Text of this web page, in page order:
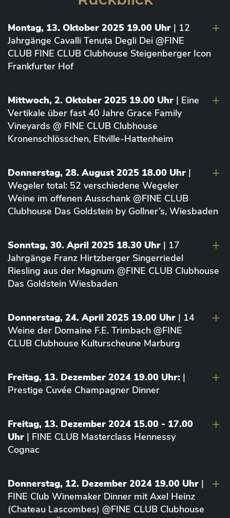
Montag, 13. Oktober 2025 19.00 Uhr | 12
Jahrgänge Cavalli Tenuta Degli Dei @FINE
CLUB FINE CLUB Clubhouse Steigenberger Icon
Frankfurter Hof
Mittwoch, 2. Oktober 2025 19.00 Uhr | Eine
Vertikale über fast 40 Jahre Grace Family
Vineyards @ FINE CLUB Clubhouse
Kronenschlösschen, Eltville-Hattenheim
Donnerstag, 28. August 2025 18.00 Uhr |
Wegeler total: 52 verschiedene Wegeler
Weine im offenen Ausschank @FINE CLUB
Clubhouse Das Goldstein by Gollner’s, Wiesbaden
Sonntag, 30. April 2025 18.30 Uhr | 17
Jahrgänge Franz Hirtzberger Singerriedel
Riesling aus der Magnum @FINE CLUB Clubhouse
Das Goldstein Wiesbaden
Donnerstag, 24. April 2025 19.00 Uhr | 14
Weine der Domaine F.E. Trimbach @FINE
CLUB Clubhouse Kulturscheune Marburg
Freitag, 13. Dezember 2024 19.00 Uhr: |
Prestige Cuvée Champagner Dinner
Freitag, 13. Dezember 2024 15.00 - 17.00
Uhr | FINE CLUB Masterclass Hennessy
Cognac
Donnerstag, 12. Dezember 2024 19.00 Uhr |
FINE Club Winemaker Dinner mit Axel Heinz
(Chateau Lascombes) @FINE CLUB Clubhouse